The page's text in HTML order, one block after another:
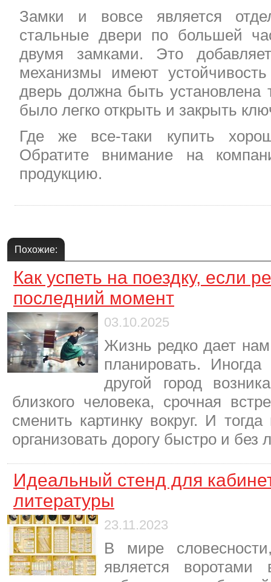
Замки и вовсе является
стальные двери по большей
двумя замками. Это
механизмы имеют
дверь должна быть установлена
было легко открыть и закрыть
Где же все-таки купить
Обратите внимание на
продукцию.
Похожие:
Как успеть на поездку, если
последний момент
03.10.2025
Жизнь редко дает
планировать.
другой город
близкого человека, срочная
сменить картинку вокруг. И
организовать дорогу быстро и
Идеальный стенд для
литературы
23.11.2023
В мире
является